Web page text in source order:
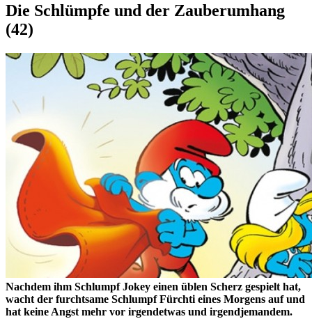
Die Schlümpfe und der Zauberumhang
(42)
Nachdem ihm Schlumpf Jokey einen üblen Scherz gespielt hat,
wacht der furchtsame Schlumpf Fürchti eines Morgens auf und
hat keine Angst mehr vor irgendetwas und irgendjemandem.